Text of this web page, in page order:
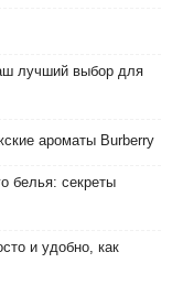
лучший выбор для
ароматы Burberry
белья: секреты
и удобно, как